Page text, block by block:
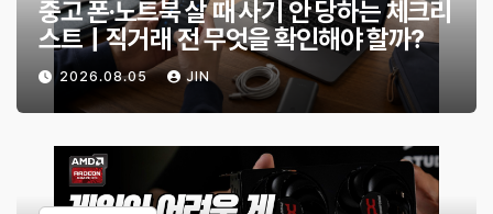
중고 폰·노트북 살 때 사기 안 당하는 체크리
스트｜직거래 전 무엇을 확인해야 할까?
2026.08.05 JIN